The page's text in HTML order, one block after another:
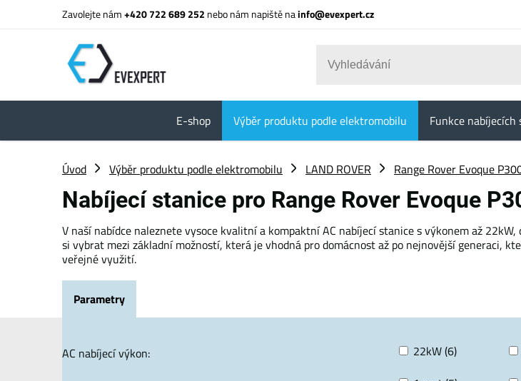
Zavolejte nám+420 722 689 252 nebo nám napiště nainfo@evexpert.cz
E-shop Výběr produktu podle elektromobilu Funkce nabíjecích
Úvod Výběr produktu podle elektromobilu LAND ROVER Range Rover Evoque
Nabíjecí stanice pro Range Rover Evoque
V naší nabídce naleznete vysoce kvalitní a kompaktní AC nabíjecí stanice s výkonem až
si vybrat mezi základní možností, která je vhodná pro domácnost až po nejnovější generaci,
veřejné využití.
Parametry
AC nabíjecí výkon: 22kW (6)